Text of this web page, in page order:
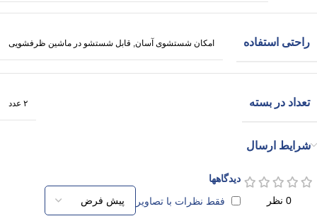
راحتی استفاده امکان شستشوی آسان قابل شستشو در ماشین ظرفشویی
تعداد در بسته ۲ عدد
شرایط ارسال
0 نظر
دیدگاهها
فقط نظرات با تصاویر